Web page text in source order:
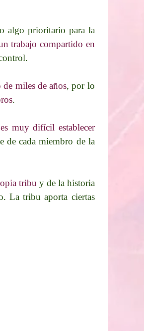
algo prioritario para la
trabajo compartido en
de miles de años, por lo
.
muy difícil establecer
de cada miembro de la
tribu y de la historia
La tribu aporta ciertas